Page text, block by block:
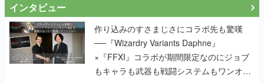
インタビュー
作り込みのすさまじさにコラボ先も驚嘆
──『Wizardry Variants Daphne』
×『FFXI』コラボが期間限定なのにジョブ
もキャラも武器も戦闘システムもワンオフ